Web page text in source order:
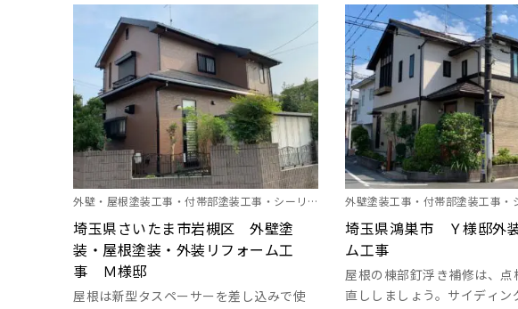
外壁・屋根塗装工事・付帯部塗装工事・シーリン
グ工事・雨樋塗装・シャッターＢＯＸ塗装・バル
コニ―防水工事・網戸設置工事
埼玉県さいたま市岩槻区 外壁塗
装・屋根塗装・外装リフォーム工
事 Ｍ様邸
屋根は新型タスペーサーを差し込みで使
外壁塗装工事・付帯部塗装工事・
事・その他工事
埼玉県鴻巣市 Ｙ様邸外
ム工事
屋根の棟部釘浮き補修は、点
直ししましょう。サイディン